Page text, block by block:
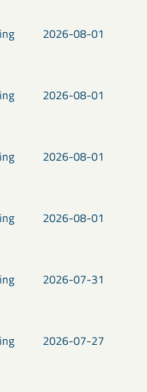
2026-08-01
2026-08-01
2026-08-01
2026-08-01
2026-07-31
2026-07-27